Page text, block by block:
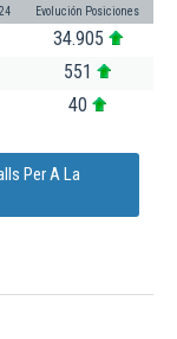
Evolución Posiciones
34.905
551
40
Per A La